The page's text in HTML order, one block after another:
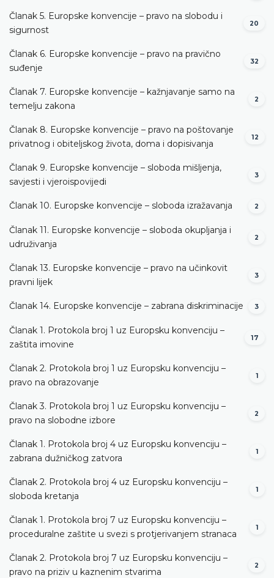
Članak 5. Europske konvencije – pravo na slobodu i
sigurnost
20
Članak 6. Europske konvencije – pravo na pravično
suđenje
32
Članak 7. Europske konvencije – kažnjavanje samo na
temelju zakona
2
Članak 8. Europske konvencije – pravo na poštovanje
privatnog i obiteljskog života, doma i dopisivanja
12
Članak 9. Europske konvencije – sloboda mišljenja,
savjesti i vjeroispovijedi
3
Članak 10. Europske konvencije – sloboda izražavanja 2
Članak 11. Europske konvencije – sloboda okupljanja i
udruživanja
2
Članak 13. Europske konvencije – pravo na učinkovit
pravni lijek
3
Članak 14. Europske konvencije – zabrana diskriminacije 3
Članak 1. Protokola broj 1 uz Europsku konvenciju –
zaštita imovine
17
Članak 2. Protokola broj 1 uz Europsku konvenciju –
pravo na obrazovanje
1
Članak 3. Protokola broj 1 uz Europsku konvenciju –
pravo na slobodne izbore
2
Članak 1. Protokola broj 4 uz Europsku konvenciju –
zabrana dužničkog zatvora
1
Članak 2. Protokola broj 4 uz Europsku konvenciju –
sloboda kretanja
1
Članak 1. Protokola broj 7 uz Europsku konvenciju –
proceduralne zaštite u svezi s protjerivanjem stranaca
1
Članak 2. Protokola broj 7 uz Europsku konvenciju –
pravo na priziv u kaznenim stvarima
2